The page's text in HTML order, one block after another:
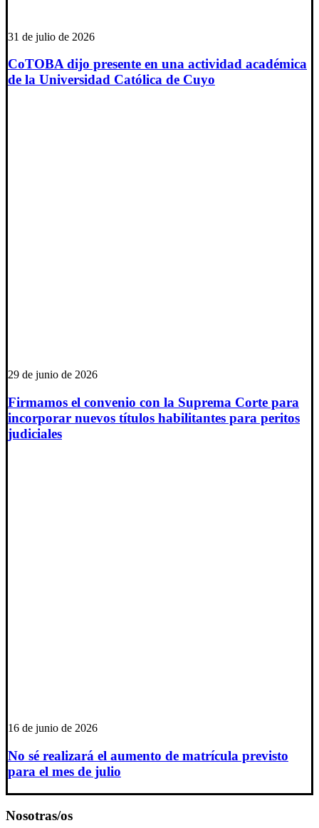
31 de julio de 2026
CoTOBA dijo presente en una actividad académica
de la Universidad Católica de Cuyo
29 de junio de 2026
Firmamos el convenio con la Suprema Corte para
incorporar nuevos títulos habilitantes para peritos
judiciales
16 de junio de 2026
No sé realizará el aumento de matrícula previsto
para el mes de julio
Nosotras/os